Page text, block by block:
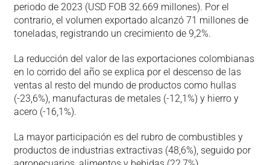
periodo de 2023 (USD FOB 32.669 millones). Por el
contrario, el volumen exportado alcanzó 71 millones de
toneladas, registrando un crecimiento de 9,2%.
La reducción del valor de las exportaciones colombianas
en lo corrido del año se explica por el descenso de las
ventas al resto del mundo de productos como hullas
(-23,6%), manufacturas de metales (-12,1%) y hierro y
acero (-16,1%).
La mayor participación es del rubro de combustibles y
productos de industrias extractivas (48,6%), seguido por